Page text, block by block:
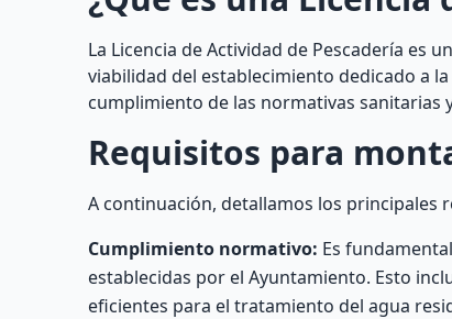
La Licencia de Actividad de Pescadería es
viabilidad del establecimiento dedicado a
cumplimiento de las normativas sanitarias
Requisitos para
A continuación, detallamos los principales
Cumplimiento normativo: Es
establecidas por el Ayuntamiento. Esto
eficientes para el tratamiento del agua